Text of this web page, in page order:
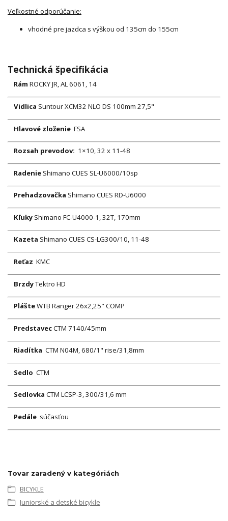
Veľkostné odporúčanie:
vhodné pre jazdca s výškou od 135cm do 155cm
Technická špecifikácia
Rám ROCKY JR, AL 6061, 14
Vidlica Suntour XCM32 NLO DS 100mm 27,5"
Hlavové zloženie FSA
Rozsah prevodov: 1×10, 32 x 11-48
Radenie Shimano CUES SL-U6000/10sp
Prehadzovačka Shimano CUES RD-U6000
Kľuky Shimano FC-U4000-1, 32T, 170mm
Kazeta Shimano CUES CS-LG300/10, 11-48
Reťaz KMC
BrzdyTektro HD
PlášteWTB Ranger 26x2,25" COMP
PredstavecCTM 7140/45mm
Riadítka CTM N04M, 680/1" rise/31,8mm
Sedlo CTM
Sedlovka CTM LCSP-3, 300/31,6 mm
Pedále súčasťou
Tovar zaradený v kategóriách
BICYKLE
Juniorské a detské bicykle